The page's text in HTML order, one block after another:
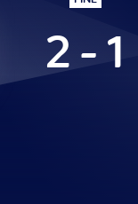
2 - 1